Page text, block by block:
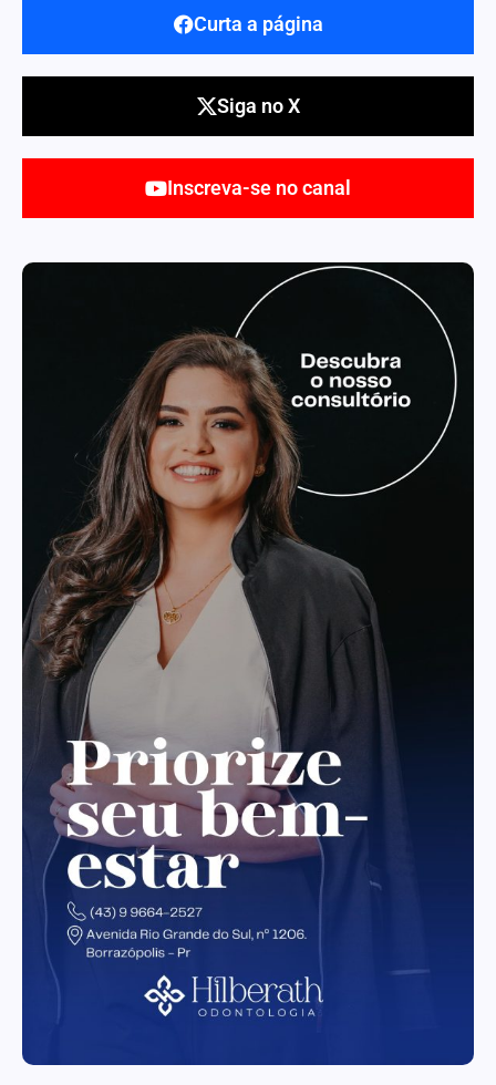
Curta a página
Siga no X
Inscreva-se no canal